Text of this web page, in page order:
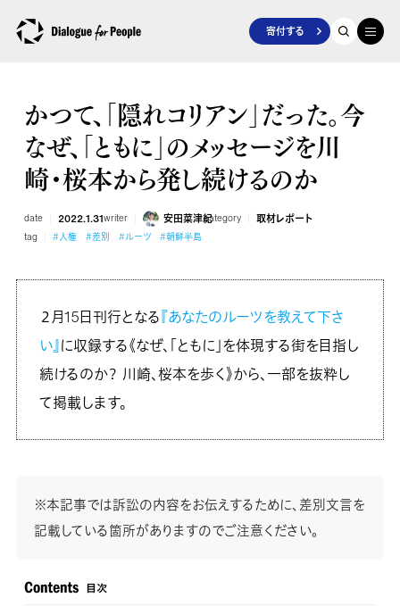
寄付する
かつて、「隠れコリアン」だった。今
なぜ、「ともに」のメッセージを川
崎・桜本から発し続けるのか
date 2022.1.31writer 安田菜津紀category 取材レポート
tag #人権 #差別 #ルーツ #朝鮮半島
２月15日刊行となる『あなたのルーツを教えて下さ
い』に収録する《なぜ、「ともに」を体現する街を目指し
続けるのか？ 川崎、桜本を歩く》から、一部を抜粋し
て掲載します。
※本記事では訴訟の内容をお伝えするために、差別文言を
記載している箇所がありますのでご注意ください。